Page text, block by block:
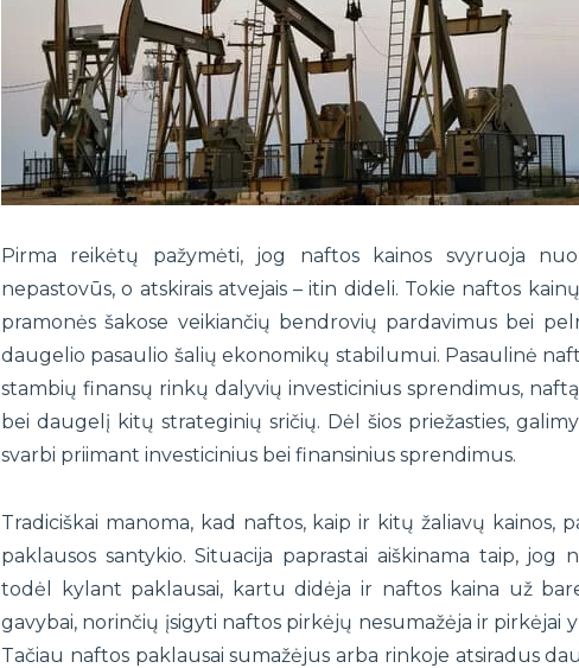
Pirma reikėtų pažymėti, jog naftos kainos svyruoja
nepastovūs, o atskirais atvejais – itin dideli. Tokie naftos
pramonės šakose veikiančių bendrovių pardavimus bei
daugelio pasaulio šalių ekonomikų stabilumui. Pasaulinė
stambių finansų rinkų dalyvių investicinius sprendimus,
bei daugelį kitų strateginių sričių. Dėl šios priežasties,
svarbi priimant investicinius bei finansinius sprendimus.
Tradiciškai manoma, kad naftos, kaip ir kitų žaliavų kainos,
paklausos santykio. Situacija paprastai aiškinama taip, jog
todėl kylant paklausai, kartu didėja ir naftos kaina už
gavybai, norinčių įsigyti naftos pirkėjų nesumažėja ir pirkėjai
Tačiau naftos paklausai sumažėjus arba rinkoje atsiradus